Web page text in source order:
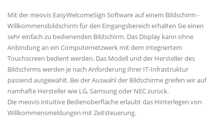
Mit der meovis EasyWelcomeSign Software auf einem Bildschirm -
Willkommensbildschirm für den Eingangsbereich erhalten Sie einen
sehr einfach zu bedienenden Bildschirm. Das Display kann ohne
Anbindung an ein Computernetzwerk mit dem integriertem
Touchscreen bedient werden. Das Modell und der Hersteller des
Bildschirms werden je nach Anforderung Ihrer IT-Infrastruktur
passend ausgewählt. Bei der Auswahl der Bildschirme greifen wir auf
namhafte Hersteller wie LG, Samsung oder NEC zurück.
Die meovis intuitive Bedienoberfläche erlaubt das Hinterlegen von
Willkommensmeldungen mit Zeitsteuerung.